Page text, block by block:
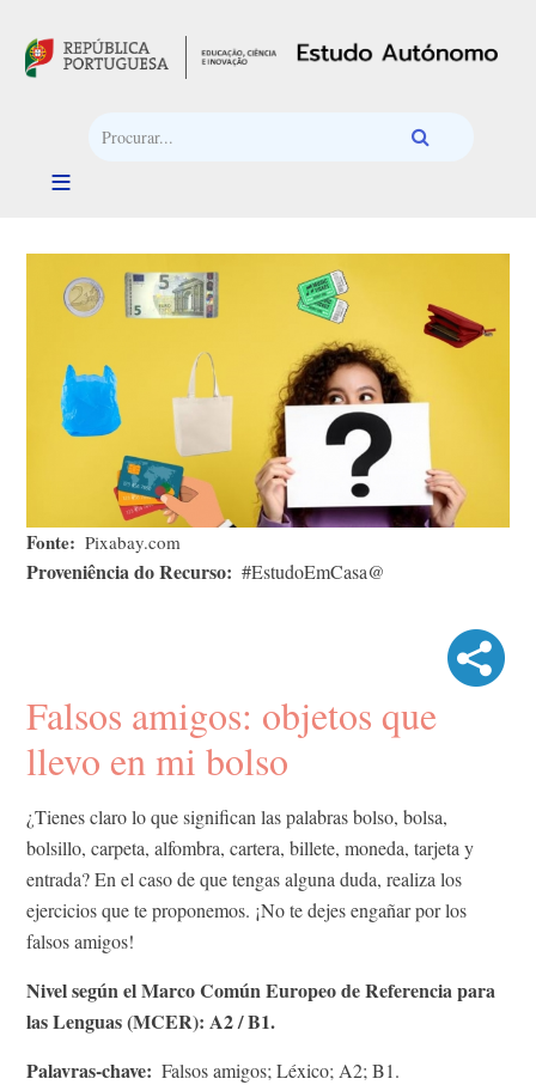
Fonte Pixabay.com
Proveniência do Recurso #EstudoEmCasa@
Falsos amigos: objetos que
llevo en mi bolso
¿Tienes claro lo que significan las palabras bolso, bolsa,
bolsillo, carpeta, alfombra, cartera, billete, moneda, tarjeta y
entrada? En el caso de que tengas alguna duda, realiza los
ejercicios que te proponemos. ¡No te dejes engañar por los
falsos amigos!
Nivel según el Marco Común Europeo de Referencia para
las Lenguas (MCER): A2 / B1.
Palavras-chave
Falsos amigos; Léxico; A2; B1.